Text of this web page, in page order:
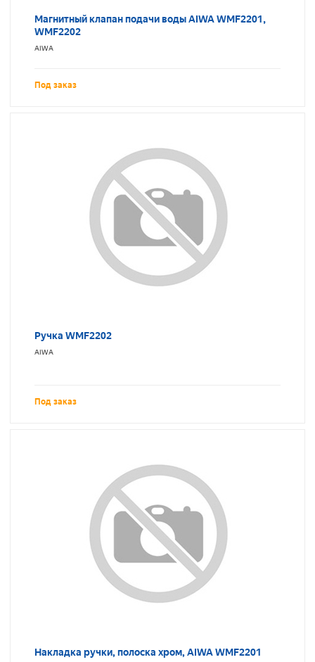
Магнитный клапан подачи воды AIWA WMF2201,
WMF2202
AIWA
Под заказ
Ручка WMF2202
AIWA
Под заказ
Накладка ручки, полоска хром, AIWA WMF2201